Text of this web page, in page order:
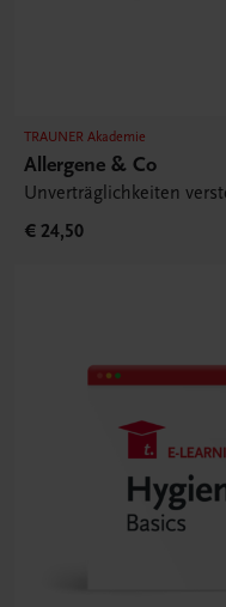
TRAUNER Akademie
Allergene & Co
Unverträglichkeiten
€ 24,50